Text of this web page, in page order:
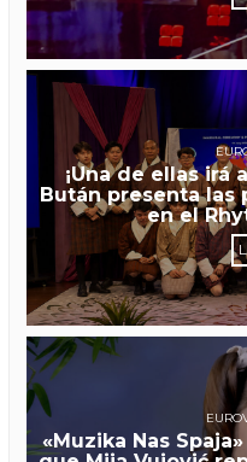
¡Una de ellas irá
Bután presenta
en el
«Muzika Nas